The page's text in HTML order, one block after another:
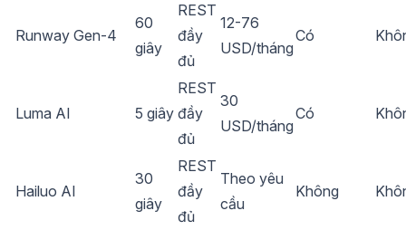
Runway Gen-4
60
giây
REST
đầy
đủ
12-76
USD/tháng
Có
Luma AI 5 giây
REST
đầy
đủ
30
USD/tháng
Có
Hailuo AI
30
giây
REST
đầy
đủ
Theo yêu
cầu
Không